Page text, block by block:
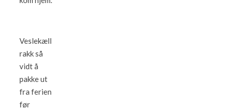
Veslekæll
rakk så
vidt å
pakke ut
fra ferien
før